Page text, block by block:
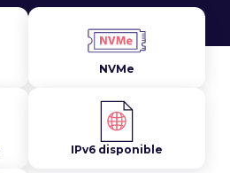
NVMe
IPv6 disponible